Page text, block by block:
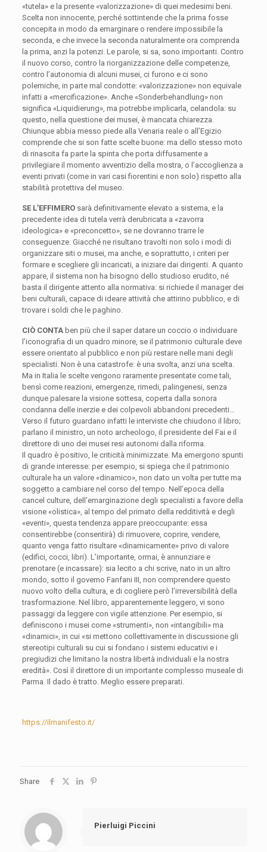
«tutela» e la presente «valorizzazione» di quei medesimi beni.
Scelta non innocente, perché sottintende che la prima fosse
concepita in modo da emarginare o rendere impossibile la
seconda, e che invece la seconda naturalmente ora comprenda
la prima, anzi la potenzi. Le parole, si sa, sono importanti. Contro
il nuovo corso, contro la riorganizzazione delle competenze,
contro l’autonomia di alcuni musei, ci furono e ci sono
polemiche, in parte mal condotte: «valorizzazione» non equivale
infatti a «mercificazione». Anche «Sonderbehandlung» non
significa «Liquidierung», ma potrebbe implicarla, celandola: su
questo, nella questione dei musei, è mancata chiarezza.
Chiunque abbia messo piede alla Venaria reale o all’Egizio
comprende che si son fatte scelte buone: ma dello stesso moto
di rinascita fa parte la spinta che porta diffusamente a
privilegiare il momento avventizio della mostra, o l’accoglienza a
eventi privati (come in vari casi fiorentini e non solo) rispetto alla
stabilità protettiva del museo.
SE L’EFFIMEROsarà definitivamente elevato a sistema, e la
precedente idea di tutela verrà derubricata a «zavorra
ideologica» e «preconcetto», se ne dovranno trarre le
conseguenze. Giacché ne risultano travolti non solo i modi di
organizzare siti o musei, ma anche, e soprattutto, i criteri per
formare e scegliere gli incaricati, a iniziare dai dirigenti. A quanto
appare, il sistema non ha bisogno dello studioso erudito, né
basta il dirigente attento alla normativa: si richiede il manager dei
beni culturali, capace di ideare attività che attirino pubblico, e di
trovare i soldi che le paghino.
CIÒ CONTAben più che il saper datare un coccio o individuare
l’iconografia di un quadro minore, se il patrimonio culturale deve
essere orientato al pubblico e non più restare nelle mani degli
specialisti. Non è una catastrofe: è una svolta, anzi una scelta.
Ma in Italia le scelte vengono raramente presentate come tali,
bensì come reazioni, emergenze, rimedi, palingenesi, senza
dunque palesare la visione sottesa, coperta dalla sonora
condanna delle inerzie e dei colpevoli abbandoni precedenti…
Verso il futuro guardano infatti le interviste che chiudono il libro;
parlano il ministro, un noto archeologo, il presidente del Fai e il
direttore di uno dei musei resi autonomi dalla riforma.
Il quadro è positivo, le criticità minimizzate. Ma emergono spunti
di grande interesse: per esempio, si spiega che il patrimonio
culturale ha un valore «dinamico», non dato un volta per tutte ma
soggetto a cambiare nel corso del tempo. Nell’epoca della
cancel culture, dell’emarginazione degli specialisti a favore della
visione «olistica», al tempo del primato della redditività e degli
«eventi», questa tendenza appare preoccupante: essa
consentirebbe (consentirà) di rimuovere, coprire, vendere,
quanto venga fatto risultare «dinamicamente» privo di valore
(edifici, cocci, libri). L’importante, ormai, è annunziare e
prenotare (e incassare): sia lecito a chi scrive, nato in un altro
mondo, sotto il governo Fanfani III, non comprendere questo
nuovo volto della cultura, e di cogliere però l’irreversibilità della
trasformazione. Nel libro, apparentemente leggero, vi sono
passaggi da leggere con vigile attenzione. Per esempio, si
definiscono i musei come «strumenti», non «intangibili» ma
«dinamici», in cui «si mettono collettivamente in discussione gli
stereotipi culturali su cui si fondano i sistemi educativi e i
pregiudizi che limitano la nostra libertà individuali e la nostra
eredità». Così il direttore di un importante complesso museale di
Parma. Il dado è tratto. Meglio essere preparati.
https://ilmanifesto.it/
Share
Pierluigi Piccini